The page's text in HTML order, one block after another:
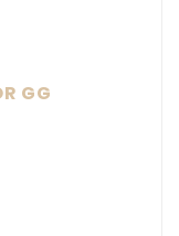
GG